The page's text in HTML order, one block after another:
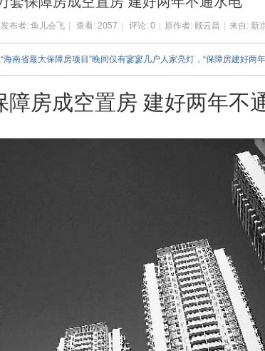
发布者: 鱼儿会飞 查看: 2057 评论: 0 原作者: 顾云昌 来自: 新
海南省最大保障房项目”晚间仅有寥寥几户人家亮灯，“保障房建好两
障房成空置房 建好两年不